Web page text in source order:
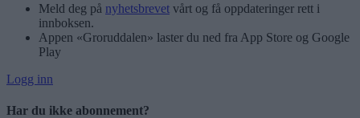
Meld deg på nyhetsbrevet vårt og få oppdateringer rett i
innboksen.
Appen «Groruddalen» laster du ned fra App Store og Google
Play
Logg inn
Har du ikke abonnement?